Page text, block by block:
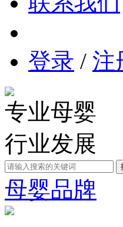
登录 / 注
专业母婴
行业发展
母婴品牌